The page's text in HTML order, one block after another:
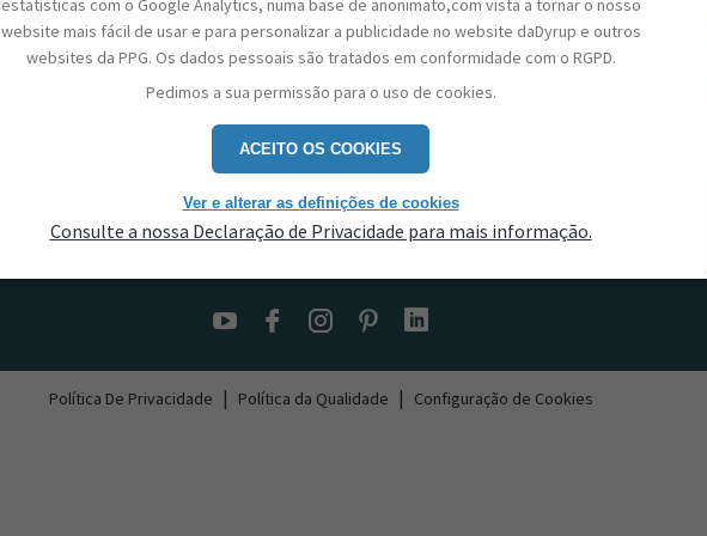
Política De Privacidade | Política da Qualidade | Configuração de Cookies
estatísticas com o Google Analytics, numa base de anonimato,com vista a tornar o nosso
website mais fácil de usar e para personalizar a publicidade no website daDyrup e outros
websites da PPG. Os dados pessoais são tratados em conformidade com o RGPD.
Pedimos a sua permissão para o uso de cookies.
ACEITO OS COOKIES
Ver e alterar as definições de cookies
Consulte a nossa Declaração de Privacidade para mais informação.